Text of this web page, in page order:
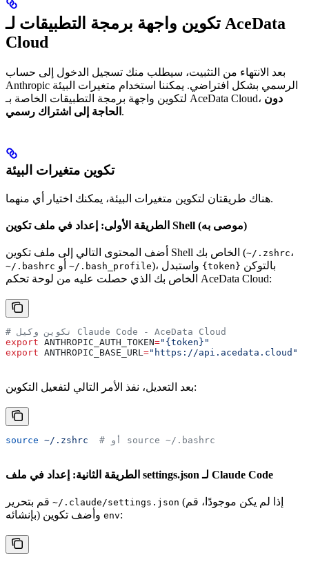
تكوين واجهة برمجة التطبيقات لـ AceData
Cloud
بعد الانتهاء من التثبيت، سيطلب منك تسجيل الدخول إلى حساب
Anthropic الرسمي بشكل افتراضي. يمكننا استخدام متغيرات البيئة
لتكوين واجهة برمجة التطبيقات الخاصة بـ AceData Cloud، دون
الحاجة إلى اشتراك رسمي .
تكوين متغيرات البيئة
هناك طريقتان لتكوين متغيرات البيئة، يمكنك اختيار أي منهما.
الطريقة الأولى: إعداد في ملف تكوين Shell (موصى به)
أضف المحتوى التالي إلى ملف تكوين Shell الخاص بك (~/.zshrc،
~/.bashrc ~/.bash_profile {token}
الخاص بك الذي حصلت عليه من لوحة تحكم AceData Cloud:
# تكوين وكيل Claude Code - AceData Cloud
export ANTHROPIC_AUTH_TOKEN="{token}"
export ANTHROPIC_BASE_URL="https://api.acedata.cloud"
بعد التعديل، نفذ الأمر التالي لتفعيل التكوين:
source ~/.zshrc
  # أو source ~/.bashrc
الطريقة الثانية: إعداد في ملف settings.json لـ Claude Code
~/.claude/settings.json (إذا لم يكن موجودًا، قم
env: